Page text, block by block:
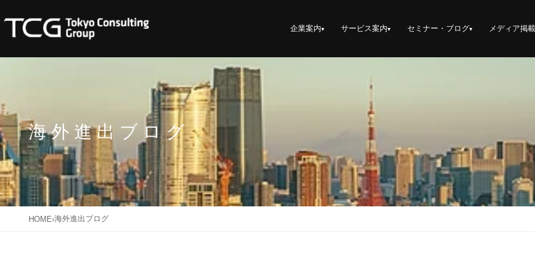
企業案内▾ サービス案内▾ セミナー・ブログ▾ メディア掲載
海外進出ブログ
HOME›海外進出ブログ